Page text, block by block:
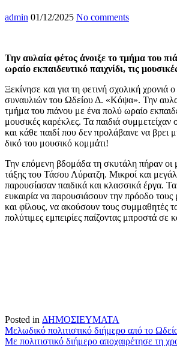
admin 01/12/2025 No comments
Την αυλαία φέτος άνοιξε το τμήμα του
ωραίο εκπαιδευτικό παιχνίδι, τις
Ξεκίνησε και για τη φετινή σχολική χρονιά
συναυλιών του Ωδείου Δ. «Κόψα». Την
τμήμα του πιάνου με ένα πολύ ωραίο
μουσικές καρέκλες. Τα παιδιά συμμετείχαν
και κάθε παιδί που δεν προλάβαινε να βρει
δικό του μουσικό κομμάτι!
Την επόμενη βδομάδα τη σκυτάλη πήραν οι
τάξης του Τάσου Λύρατζη. Μικροί και
παρουσίασαν παιδικά και κλασσικά έργα. Τα
ευκαιρία να παρουσιάσουν την πρόοδο τους
και φίλους, να ακούσουν τους συμμαθητές
πολύτιμες εμπειρίες παίζοντας μπροστά σε
Posted in ΔΗΜΟΣΙΕΥΜΑΤΑ
Πλοήγηση
άρθρων
Μελωδικό πολιτιστικό διήμερο από το
Με πολιτιστικό διήμερο αποχαιρέτησε τη